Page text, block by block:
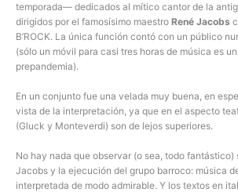
temporada— dedicados al mítico cantor de la
dirigidos por el famosísimo maestro René Jacobs
B’ROCK. La única función contó con un público
(sólo un móvil para casi tres horas de música es
prepandemia).
En un conjunto fue una velada muy buena, en
vista de la interpretación, ya que en el aspecto
(Gluck y Monteverdi) son de lejos superiores.
No hay nada que observar (o sea, todo
Jacobs y la ejecución del grupo barroco: música
interpretada de modo admirable. Y los textos en